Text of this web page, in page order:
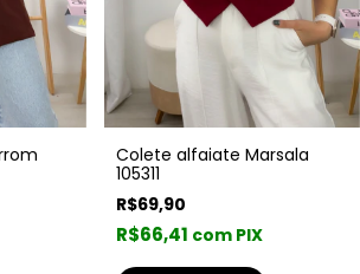
Colete alfaiate Marsala
105311
R$69,90
R$66,41 com PIX